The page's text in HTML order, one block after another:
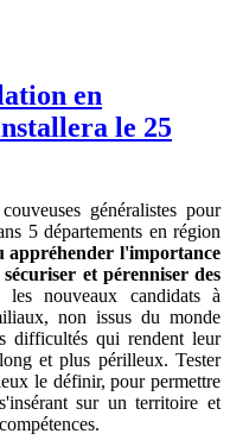
en
le 25
généralistes pour
5 départements en région
l'importance
et pérenniser des
nouveaux candidats à
non issus du monde
difficultés qui rendent leur
et plus périlleux. Tester
le définir, pour permettre
sur un territoire et